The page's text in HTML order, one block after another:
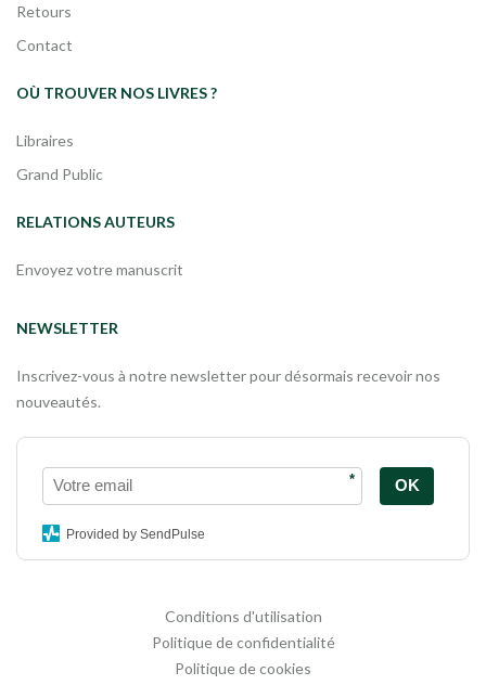
Retours
Contact
OÙ TROUVER NOS LIVRES ?
Libraires
Grand Public
RELATIONS AUTEURS
Envoyez votre manuscrit
NEWSLETTER
Inscrivez-vous à notre newsletter pour désormais recevoir nos
nouveautés.
* OK
Provided by SendPulse
Conditions d'utilisation
Politique de confidentialité
Politique de cookies